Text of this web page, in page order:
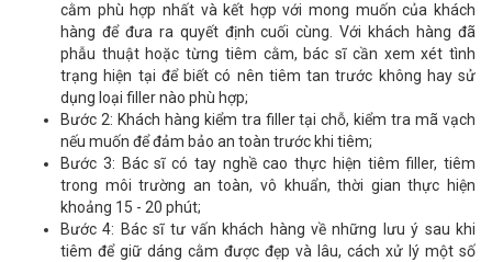
cằm phù hợp nhất và kết hợp với mong muốn của khách
hàng để đưa ra quyết định cuối cùng. Với khách hàng đã
phẫu thuật hoặc từng tiêm cằm, bác sĩ cần xem xét tình
trạng hiện tại để biết có nên tiêm tan trước không hay sử
dụng loại filler nào phù hợp;
Bước 2: Khách hàng kiểm tra filler tại chỗ, kiểm tra mã vạch
nếu muốn để đảm bảo an toàn trước khi tiêm;
Bước 3: Bác sĩ có tay nghề cao thực hiện tiêm filler, tiêm
trong môi trường an toàn, vô khuẩn, thời gian thực hiện
khoảng 15 - 20 phút;
Bước 4: Bác sĩ tư vấn khách hàng về những lưu ý sau khi
tiêm để giữ dáng cằm được đẹp và lâu, cách xử lý một số